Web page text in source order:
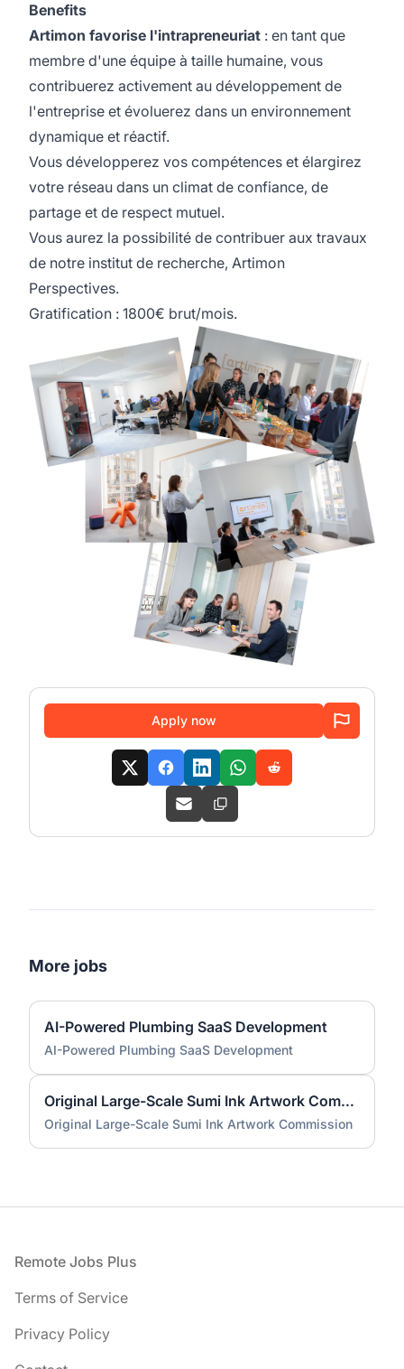
Benefits
Artimon favorise l'intrapreneuriat : en tant que
membre d'une équipe à taille humaine, vous
contribuerez activement au développement de
l'entreprise et évoluerez dans un environnement
dynamique et réactif.
Vous développerez vos compétences et élargirez
votre réseau dans un climat de confiance, de
partage et de respect mutuel.
Vous aurez la possibilité de contribuer aux travaux
de notre institut de recherche, Artimon
Perspectives.
Gratification : 1800€ brut/mois.
Apply now
More jobs
AI-Powered Plumbing SaaS Development
AI-Powered Plumbing SaaS Development
Original Large-Scale Sumi Ink Artwork Commission
Original Large-Scale Sumi Ink Artwork Commission
Footer
Remote Jobs Plus
Terms of Service
Privacy Policy